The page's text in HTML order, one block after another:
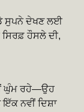
ਸੁਪਨੇ ਦੇਖਣ ਲਈ
ਹੌਸਲੇ ਦੀ,
ਘੁੰਮ ਰਹੇ—ਉਹ
ਨਵੀਂ ਦਿਸ਼ਾ